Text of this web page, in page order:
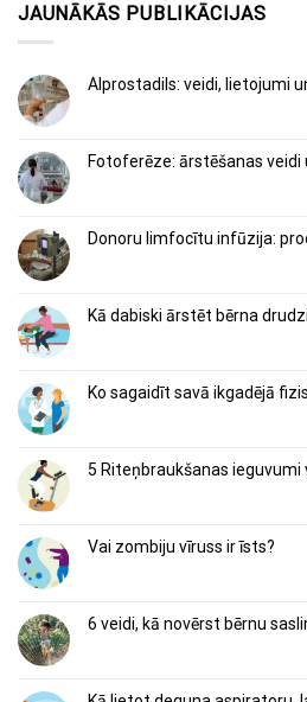
JAUNĀKĀS PUBLIKĀCIJAS
Alprostadils: veidi, lietojumi
Fotoferēze: ārstēšanas veidi
Donoru limfocītu infūzija:
Kā dabiski ārstēt bērna drudzi
Ko sagaidīt savā ikgadējā
5 Riteņbraukšanas ieguvumi
Vai zombiju vīruss ir īsts?
6 veidi, kā novērst bērnu